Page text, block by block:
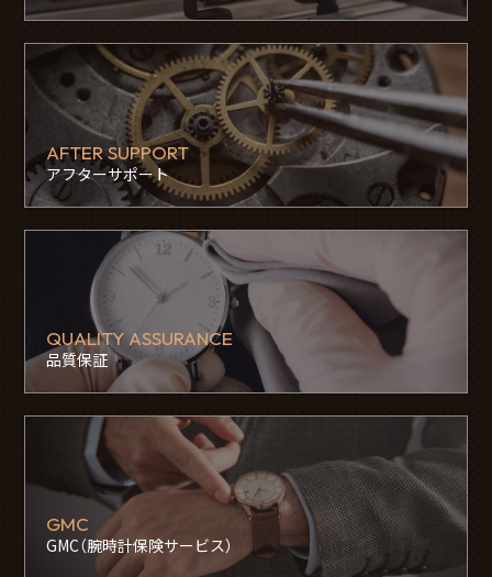
AFTER SUPPORT
アフターサポート
QUALITY ASSURANCE
品質保証
GMC
GMC（腕時計保険サービス）